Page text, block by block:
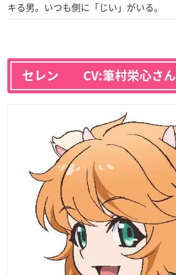
キる男。いつも側に「じい」がいる。
セレン CV:筆村栄心さん